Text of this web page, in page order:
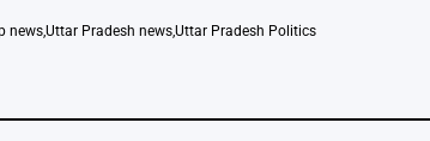
news,Uttar Pradesh news,Uttar Pradesh Politics